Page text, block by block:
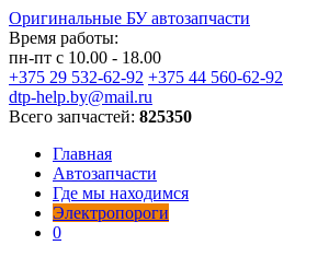
Оригинальные БУ автозапчасти
Время работы:
пн-пт с 10.00 - 18.00
+375 29 532-62-92 +375 44 560-62-92
dtp-help.by@mail.ru
Всего запчастей: 825350
Главная
Автозапчасти
Где мы находимся
Электропороги
0